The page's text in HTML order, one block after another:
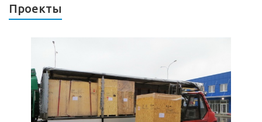
Проекты